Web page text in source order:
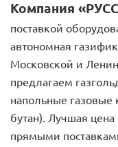
Компания
поставкой
автономная
Московской и
предлагаем
напольные газовые
бутан). Лучшая цена
прямыми